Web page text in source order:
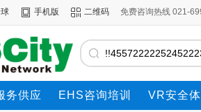
手机版 二维码 免费咨询热线 021-
务供应 EHS咨询培训 VR安全